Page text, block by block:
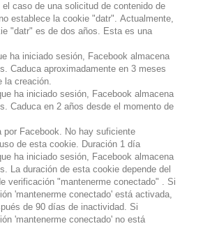
caso de una solicitud de contenido de
establece la cookie "datr". Actualmente,
"datr" es de dos años. Esta es una
ha iniciado sesión, Facebook almacena
Caduca aproximadamente en 3 meses
la creación.
ha iniciado sesión, Facebook almacena
Caduca en 2 años desde el momento de
por Facebook. No hay suficiente
de esta cookie. Duración 1 día
ha iniciado sesión, Facebook almacena
La duración de esta cookie depende del
verificación "mantenerme conectado" . Si
'mantenerme conectado' está activada,
de 90 días de inactividad. Si
'mantenerme conectado' no está